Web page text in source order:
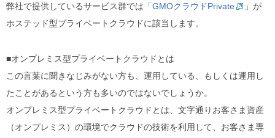
弊社で提供しているサービス群では「GMOクラウドPrivate
」が
ホステッド型プライベートクラウドに該当します。
■オンプレミス型プライベートクラウドとは
この言葉に聞きなじみがない方も、運用している、もしくは運用し
たことがあるという方も多いのではないでしょうか。
オンプレミス型プライベートクラウドとは、文字通りお客さま資産
（オンプレミス）の環境でクラウドの技術を利用して、お客さま専